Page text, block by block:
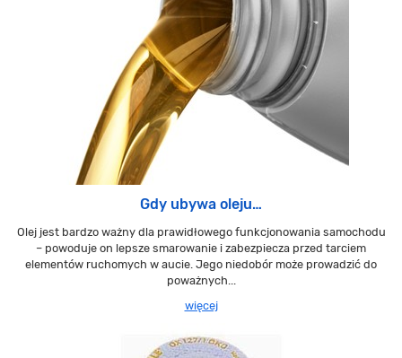
Gdy ubywa oleju…
Olej jest bardzo ważny dla prawidłowego funkcjonowania samochodu
– powoduje on lepsze smarowanie i zabezpiecza przed tarciem
elementów ruchomych w aucie. Jego niedobór może prowadzić do
poważnych...
więcej